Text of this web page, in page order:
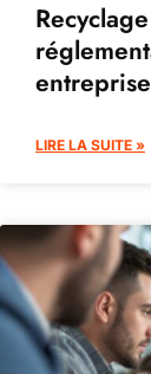
LIRE LA SUITE »